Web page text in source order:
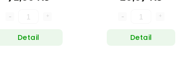
Detail Detail